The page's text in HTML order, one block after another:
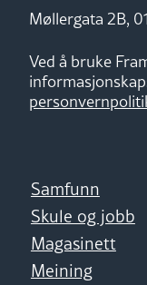
Møllergata 2B,
Ved å bruke
Samfunn
Skule og jobb
Magasinett
Meining